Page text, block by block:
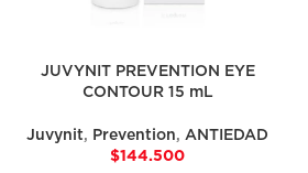
JUVYNIT PREVENTION EYE
CONTOUR 15 mL
Juvynit, Prevention,ANTIEDAD
$144.500